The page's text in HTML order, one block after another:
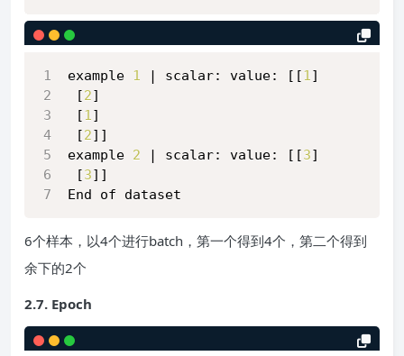
example 1 | scalar: value: [[1 ]
[2]
[1 ]
[2]]
example 2 | scalar: value: [[3]
[3]]
End of dataset
6个样本，以4个进行batch，第一个得到4个，第二个得到
余下的2个
2.7. Epoch